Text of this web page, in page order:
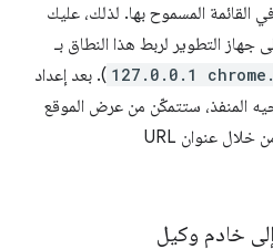
القائمة المسموح بها. لذلك، عليك
جهاز التطوير لربط هذا النطاق بـ
127.0.0.1 ). بعد إعداد
المنفذ، ستتمكّن من عرض الموقع
خادم وكيل